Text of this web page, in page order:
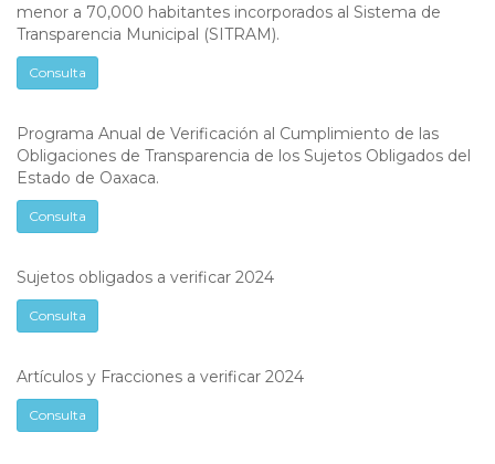
menor a 70,000 habitantes incorporados al Sistema de
Transparencia Municipal (SITRAM).
Consulta
Programa Anual de Verificación al Cumplimiento de las
Obligaciones de Transparencia de los Sujetos Obligados del
Estado de Oaxaca.
Consulta
Sujetos obligados a verificar 2024
Consulta
Artículos y Fracciones a verificar 2024
Consulta